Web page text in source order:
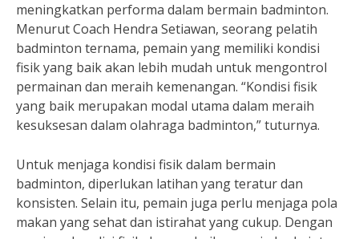
meningkatkan performa dalam bermain badminton.
Menurut Coach Hendra Setiawan, seorang pelatih
badminton ternama, pemain yang memiliki kondisi
fisik yang baik akan lebih mudah untuk mengontrol
permainan dan meraih kemenangan. “Kondisi fisik
yang baik merupakan modal utama dalam meraih
kesuksesan dalam olahraga badminton,” tuturnya.
Untuk menjaga kondisi fisik dalam bermain
badminton, diperlukan latihan yang teratur dan
konsisten. Selain itu, pemain juga perlu menjaga pola
makan yang sehat dan istirahat yang cukup. Dengan